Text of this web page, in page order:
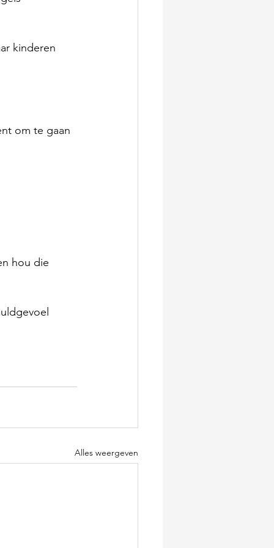
kinderen
om te gaan
hou die
Alles weergeven